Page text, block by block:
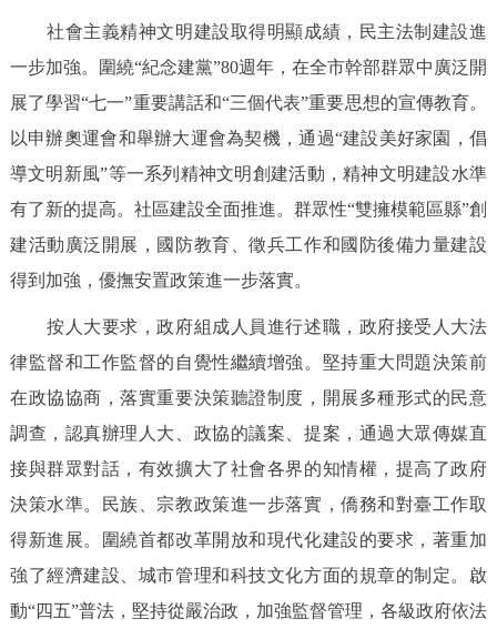
社會主義精神文明建設取得明顯成績，民主法制建設進
一步加強。圍繞“紀念建黨”80週年，在全市幹部群眾中廣泛開
展了學習“七一”重要講話和“三個代表”重要思想的宣傳教育。
以申辦奧運會和舉辦大運會為契機，通過“建設美好家園，倡
導文明新風”等一系列精神文明創建活動，精神文明建設水準
有了新的提高。社區建設全面推進。群眾性“雙擁模範區縣”創
建活動廣泛開展，國防教育、徵兵工作和國防後備力量建設
得到加強，優撫安置政策進一步落實。
按人大要求，政府組成人員進行述職，政府接受人大法
律監督和工作監督的自覺性繼續增強。堅持重大問題決策前
在政協協商，落實重要決策聽證制度，開展多種形式的民意
調查，認真辦理人大、政協的議案、提案，通過大眾傳媒直
接與群眾對話，有效擴大了社會各界的知情權，提高了政府
決策水準。民族、宗教政策進一步落實，僑務和對臺工作取
得新進展。圍繞首都改革開放和現代化建設的要求，著重加
強了經濟建設、城市管理和科技文化方面的規章的制定。啟
動“四五”普法，堅持從嚴治政，加強監督管理，各級政府依法